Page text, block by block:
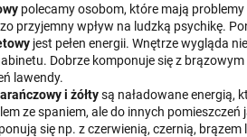
polecamy osobom, które mają
przyjemny wpływ na ludzką psychikę.
jest pełen energii. Wnętrze wygląda
Dobrze komponuje się z
lawendy.
i żółtysą naładowane energią,
ze spaniem, ale do innych
się np. z czerwienią, czernią,